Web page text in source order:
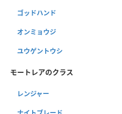
ゴッドハンド
オンミョウジ
ユウゲントウシ
モートレアのクラス
レンジャー